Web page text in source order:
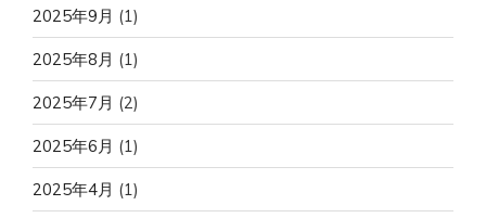
2025年9月 (1)
2025年8月 (1)
2025年7月 (2)
2025年6月 (1)
2025年4月 (1)